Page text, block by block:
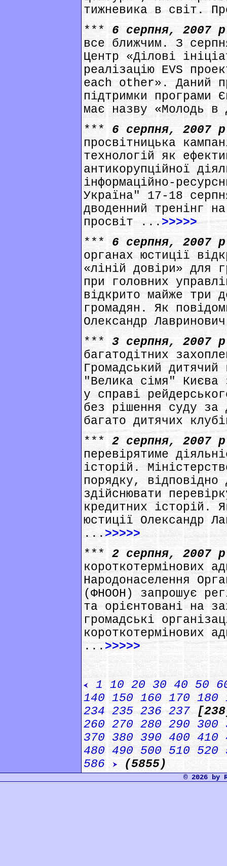
тижневика в світ.
***6 серпня, 2007
все ближчим. З
Центр «Ділові
реалізацію EVS
each other». Даний
підтримки програми
має назву «Молодь
***6 серпня, 2007
просвітницька
технологій як
антикорупційної
інформаційно-
Україна" 17-18
дводенний тренінг
просвіт ...>>>>>
***6 серпня, 2007
органах юстиції
«ліній довіри» для
при головних
відкрито майже три
громадян. Як
Олександр
***3 серпня, 2007
багатодітних
Громадський дитячий
"Велика сімя" Києва
у справі
без рішення суду за
багато дитячих
***2 серпня, 2007
перевірятиме
історій.
порядку, відповідно
здійснювати
кредитних історій.
юстиції Олександр
...>>>>>
***2 серпня, 2007
короткотермінових
Народонаселення
(ФНООН) запрошує
та орієнтовані на
громадські
короткотермінових
...>>>>>
1 10 20 30 40 50
140 150 160 170 180
234 235 236 237
260 270 280 290 300
370 380 390 400 410
480 490 500 510 520
586
(5855)
© 2026 by